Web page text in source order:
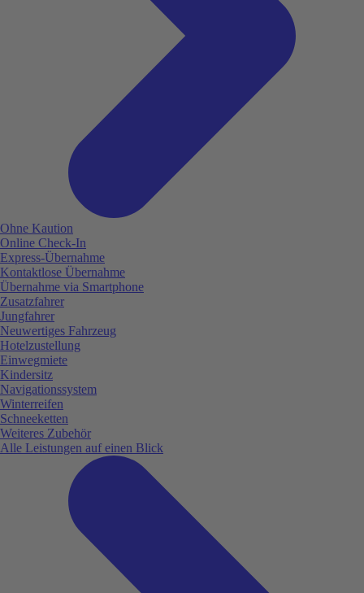
Ohne Kaution
Online Check-In
Express-Übernahme
Kontaktlose Übernahme
Übernahme via Smartphone
Zusatzfahrer
Jungfahrer
Neuwertiges Fahrzeug
Hotelzustellung
Einwegmiete
Kindersitz
Navigationssystem
Winterreifen
Schneeketten
Weiteres Zubehör
Alle Leistungen auf einen Blick